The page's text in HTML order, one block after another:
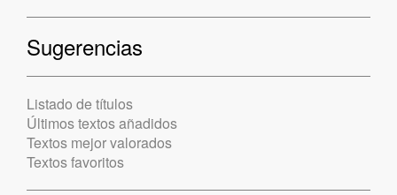
Sugerencias
Listado de títulos
Últimos textos añadidos
Textos mejor valorados
Textos favoritos